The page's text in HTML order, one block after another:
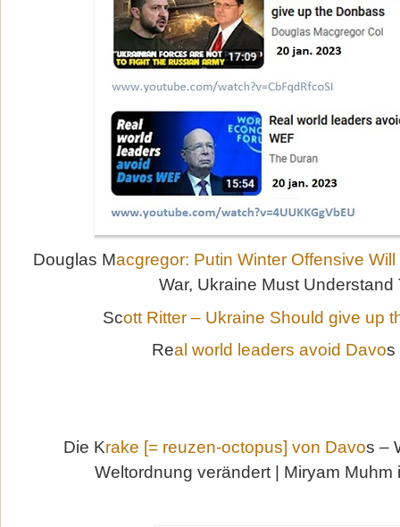
Douglas Macgregor: Putin Winter Offensive Will
War, Ukraine Must Understand
Scott Ritter – Ukraine Should give up
Real world leaders avoid Davos
Die Krake [= reuzen-octopus] von Davos –
Weltordnung verändert | Miryam Muhm